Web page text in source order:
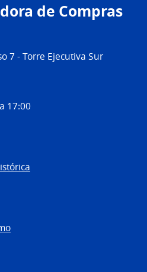
de Compras
7 - Torre Ejecutiva Sur
17:00